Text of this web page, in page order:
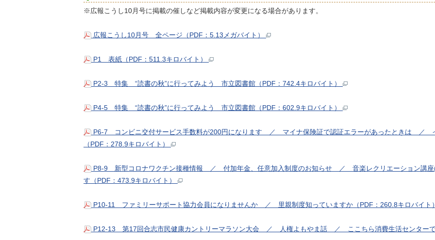
※広報こうし10月号に掲載の催しなど掲載内容が変更になる場合があります。
広報こうし10月号 全ページ（PDF：5.13メガバイト）
P1 表紙（PDF：511.3キロバイト）
P2-3 特集 “読書の秋”に行ってみよう 市立図書館（PDF：742.4キロバイト）
P4-5 特集 “読書の秋”に行ってみよう 市立図書館（PDF：602.9キロバイト）
P6-7 コンビニ交付サービス手数料が200円になります ／ マイナ保険証で認証エラーがあったときは ／
（PDF：278.9キロバイト）
P8-9 新型コロナワクチン接種情報 ／ 付加年金、任意加入制度のお知らせ ／ 音楽レクリエーション講
す（PDF：473.9キロバイト）
P10-11 ファミリーサポート協力会員になりませんか ／ 里親制度知っていますか（PDF：260.8キロバイト
P12-13 第17回合志市民健康カントリーマラソン大会 ／ 人権よもやま話 ／ ここちら消費生活センターで